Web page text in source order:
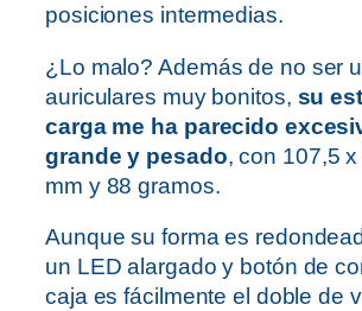
posiciones intermedias.
¿Lo malo? Además de no ser
auriculares muy bonitos, su
carga me ha parecido
grande y pesado, con 107,5
mm y 88 gramos.
Aunque su forma es
un LED alargado y botón de
caja es fácilmente el doble de